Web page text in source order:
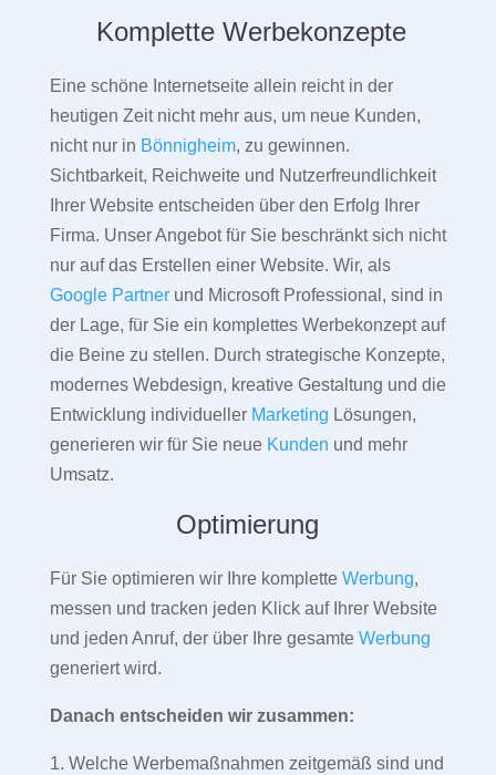
Komplette Werbekonzepte
Eine schöne Internetseite allein reicht in der
heutigen Zeit nicht mehr aus, um neue Kunden,
nicht nur in Bönnigheim, zu gewinnen.
Sichtbarkeit, Reichweite und Nutzerfreundlichkeit
Ihrer Website entscheiden über den Erfolg Ihrer
Firma. Unser Angebot für Sie beschränkt sich nicht
nur auf das Erstellen einer Website. Wir, als
Google Partnerund Microsoft Professional, sind in
der Lage, für Sie ein komplettes Werbekonzept auf
die Beine zu stellen. Durch strategische Konzepte,
modernes Webdesign, kreative Gestaltung und die
Entwicklung individueller Marketing Lösungen,
generieren wir für Sie neue Kunden und mehr
Umsatz.
Optimierung
Für Sie optimieren wir Ihre komplette Werbung,
messen und tracken jeden Klick auf Ihrer Website
und jeden Anruf, der über Ihre gesamte Werbung
generiert wird.
Danach entscheiden wir zusammen:
1. Welche Werbemaßnahmen zeitgemäß sind und